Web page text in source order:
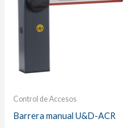
Control de Accesos
Barrera manual U&D-ACR